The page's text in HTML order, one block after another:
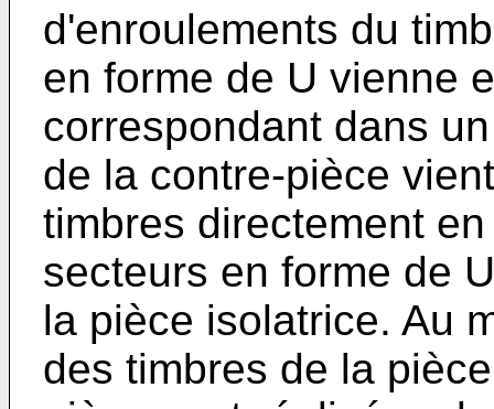
d'enroulements du
en forme de U vienne
correspondant dans
de la contre-pièce
timbres directement
secteurs en forme de
la pièce isolatrice. Au
des timbres de la